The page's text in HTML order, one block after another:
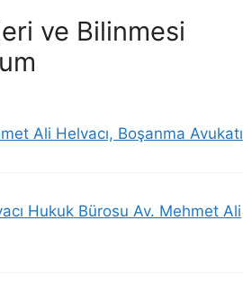
ve Bilinmesi
Ali Helvacı, Boşanma Avukatı
Hukuk Bürosu Av. Mehmet Ali